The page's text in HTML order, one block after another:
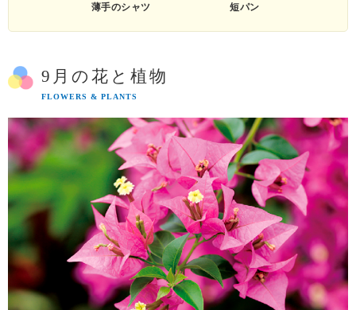
薄手のシャツ 短パン
9月の花と植物
FLOWERS & PLANTS